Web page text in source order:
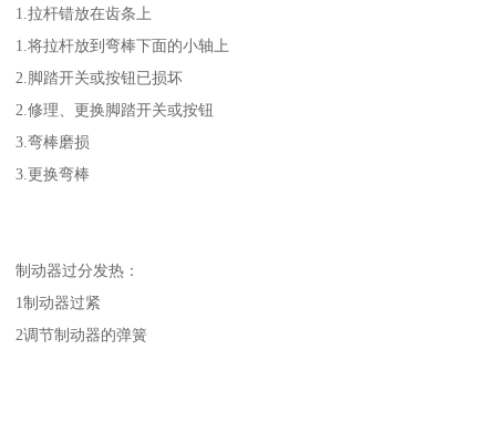
1.拉杆错放在齿条上
1.将拉杆放到弯棒下面的小轴上
2.脚踏开关或按钮已损坏
2.修理、更换脚踏开关或按钮
3.弯棒磨损
3.更换弯棒
制动器过分发热：
1制动器过紧
2调节制动器的弹簧